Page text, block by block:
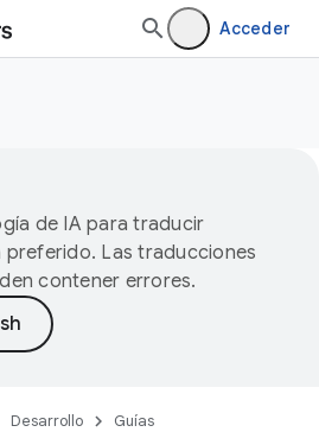
Acceder
de IA para traducir
Las traducciones
contener errores.
Desarrollo Guías